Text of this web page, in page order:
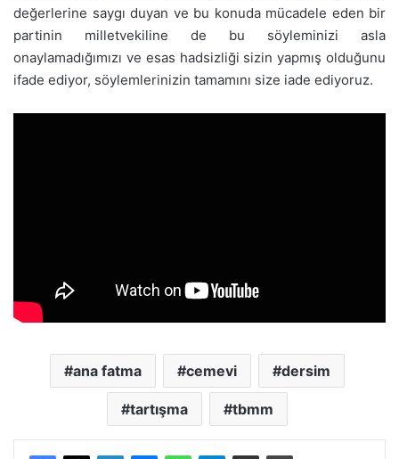
değerlerine saygı duyan ve bu konuda mücadele eden bir
partinin milletvekiline de bu söyleminizi asla
onaylamadığımızı ve esas hadsizliği sizin yapmış olduğunu
ifade ediyor, söylemlerinizin tamamını size iade ediyoruz.
ana fatma cemevi dersim
tartışma tbmm